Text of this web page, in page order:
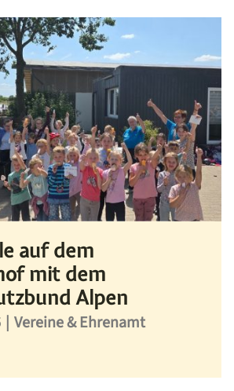
auf dem
mit dem
Alpen
| Vereine & Ehrenamt